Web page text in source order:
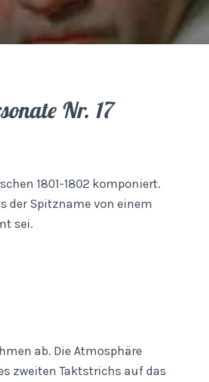
Nr. 17
1801-1802 komponiert.
der Spitzname von einem
sei.
ab. Die Atmosphäre
zweiten Taktstrichs auf das